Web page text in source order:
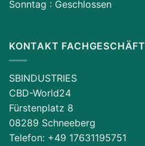
Sonntag : Geschlossen
KONTAKT FACHGESCHÄFT
SBINDUSTRIES
CBD-World24
Fürstenplatz 8
08289 Schneeberg
Telefon: ‪+49 17631195751‬